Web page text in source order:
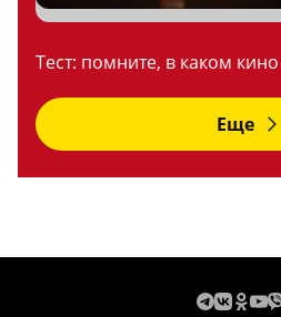
Тест: помните, в каком
Еще